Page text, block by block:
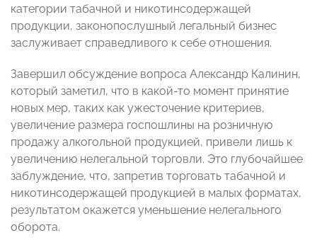
категории табачной и никотинсодержащей
продукции, законопослушный легальный бизнес
заслуживает справедливого к себе отношения.
Завершил обсуждение вопроса Александр Калинин,
который заметил, что в какой-то момент принятие
новых мер, таких как ужесточение критериев,
увеличение размера госпошлины на розничную
продажу алкогольной продукцией, привели лишь к
увеличению нелегальной торговли. Это глубочайшее
заблуждение, что, запретив торговать табачной и
никотинсодержащей продукцией в малых форматах,
результатом окажется уменьшение нелегального
оборота.